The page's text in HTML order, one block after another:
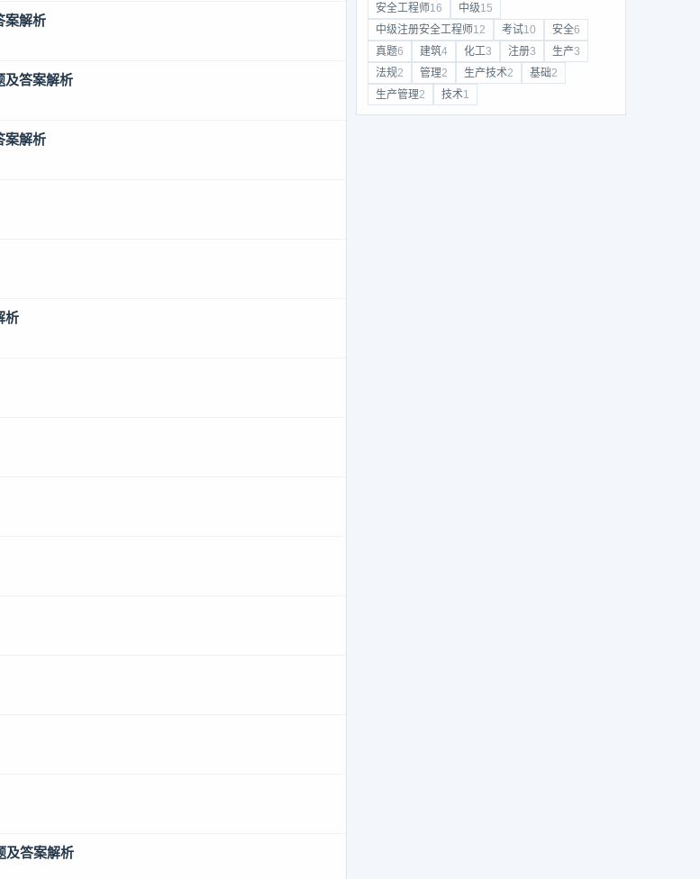
案解析
及答案解析
案解析
析
及答案解析
安全工程师16 中级15
中级注册安全工程师12 考试10 安全6
真题6 建筑4 化工3 注册3 生产3
法规2 管理2 生产技术2 基础2
生产管理2 技术1